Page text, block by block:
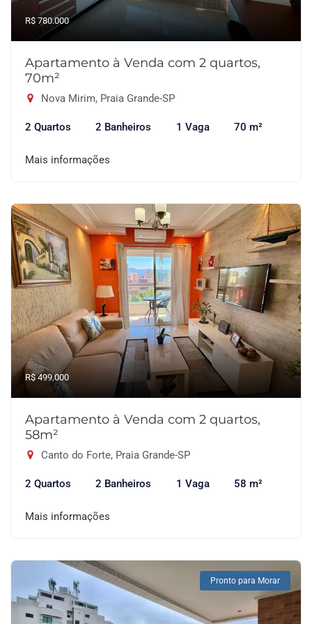
R$ 780.000
Apartamento à Venda com 2 quartos,
70m²
Nova Mirim, Praia Grande-SP
2 Quartos 2 Banheiros 1 Vaga 70 m²
Mais informações
R$ 499.000
Apartamento à Venda com 2 quartos,
58m²
Canto do Forte, Praia Grande-SP
2 Quartos 2 Banheiros 1 Vaga 58 m²
Mais informações
Pronto para Morar